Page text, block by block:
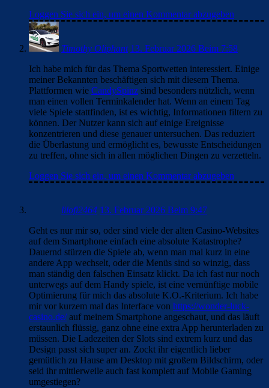
Loggen Sie sich ein, um einen Kommentar abzugeben
Timothy Oliphant 13. Februar 2026 Beim 7:58
Ich habe mich für das Thema Sportwetten interessiert. Einige
meiner Bekannten beschäftigen sich mit diesem Thema.
Plattformen wie CandySpinz sind besonders nützlich, wenn
man einen vollen Terminkalender hat. Wenn an einem Tag
viele Spiele stattfinden, ist es wichtig, Informationen filtern zu
können. Der Nutzer kann sich auf einige Ereignisse
konzentrieren und diese genauer untersuchen. Das reduziert
die Überlastung und ermöglicht es, bewusste Entscheidungen
zu treffen, ohne sich in allen möglichen Dingen zu verzetteln.
Loggen Sie sich ein, um einen Kommentar abzugeben
lilofi2464 13. Februar 2026 Beim 9:47
Geht es nur mir so, oder sind viele der alten Casino-Websites
auf dem Smartphone einfach eine absolute Katastrophe?
Dauernd stürzen die Spiele ab, wenn man mal kurz in eine
andere App wechselt, oder die Menüs sind so winzig, dass
man ständig den falschen Einsatz klickt. Da ich fast nur noch
unterwegs auf dem Handy spiele, ist eine vernünftige mobile
Optimierung für mich das absolute K.O.-Kriterium. Ich habe
mir vor kurzem mal das Interface von https://wonder-luck-
casino.de/auf meinem Smartphone angeschaut, und das läuft
erstaunlich flüssig, ganz ohne eine extra App herunterladen zu
müssen. Die Ladezeiten der Slots sind extrem kurz und das
Design passt sich super an. Zockt ihr eigentlich lieber
gemütlich zu Hause am Desktop mit großem Bildschirm, oder
seid ihr mittlerweile auch fast komplett auf Mobile Gaming
umgestiegen?